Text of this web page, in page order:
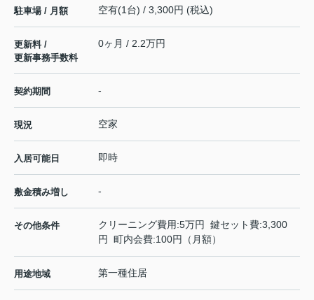
駐車場 / 月額 空有(1台) / 3,300円 (税込)
更新料 /
更新事務手数料
0ヶ月 / 2.2万円
契約期間 -
現況 空家
入居可能日 即時
敷金積み増し -
その他条件
クリーニング費用:5万円 鍵セット費:3,300
円 町内会費:100円（月額）
用途地域 第一種住居